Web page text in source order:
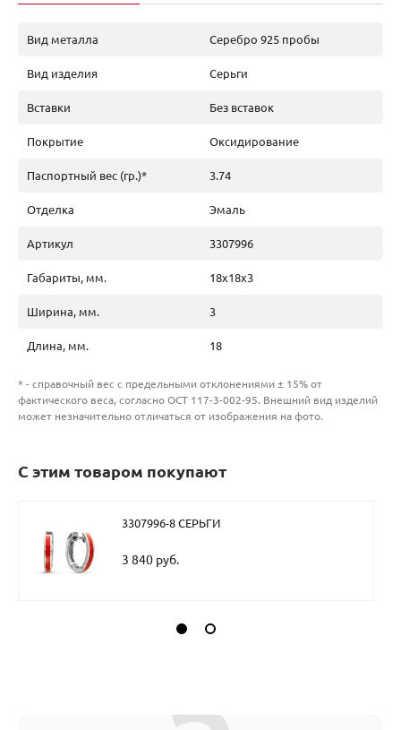
Вид металла Серебро 925 пробы
Вид изделия Серьги
Вставки Без вставок
Покрытие Оксидирование
Паспортный вес (гр.)* 3.74
Отделка Эмаль
Артикул 3307996
Габариты, мм. 18х18х3
Ширина, мм. 3
Длина, мм. 18
* - справочный вес с предельными отклонениями ± 15% от
фактического веса, согласно ОСТ 117-3-002-95. Внешний вид изделий
может незначительно отличаться от изображения на фото.
С этим товаром покупают
3307996-8 СЕРЬГИ
3 840 руб.